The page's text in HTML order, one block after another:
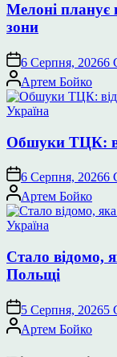
Мелоні планує
зони
6 Серпня, 20266
Опубліковано
Артем Бойко
Опублікувати
Україна
Обшуки ТЦК:
6 Серпня, 20266
Опубліковано
Артем Бойко
Опублікувати
Україна
Стало відомо,
Польщі
5 Серпня, 20265
Опубліковано
Артем Бойко